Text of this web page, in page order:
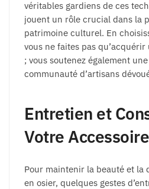
véritables gardiens de ces
jouent un rôle crucial dans la
patrimoine culturel. En
vous ne faites pas
; vous soutenez également
communauté d’artisans
Entretien et
Votre
Pour maintenir la beauté et la
en osier, quelques gestes